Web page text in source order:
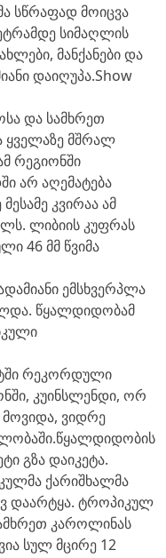
სწრაფად მოიცვა
სიმაღლის
მანქანები და
დაიღუპა.Show
და სამხრეთ
ყველაზე მშრალ
რეგიონში
არ აღემატება
კვირაა ამ
ლიბიის კუფრას
46 მმ წვიმა
ემსხვერპლა
წყალდიდობამ
რეკორდული
კუინსლენდი, ორ
მოვიდა, ვიდრე
გზა დაიკეტა.
ქარიშხალმა
დაარტყა. ტროპიკულ
კაროლინას
სულ მცირე 12